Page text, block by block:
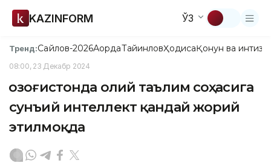
KAZINFORM ЎЗ
Тренд:Сайлов-2026АқордаТайинловҲодисаҚонун ва
08:00, 23 Декабр 2024
Қозоғистонда олий таълим соҳасига
сунъий интеллект қандай жорий
этилмоқда